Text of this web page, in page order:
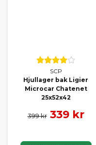
SCP
Hjullager bak Ligier
Microcar Chatenet
25x52x42
399 kr 339 kr